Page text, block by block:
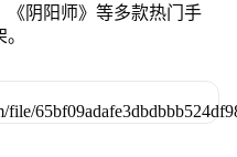
《阴阳师》等多款热门手